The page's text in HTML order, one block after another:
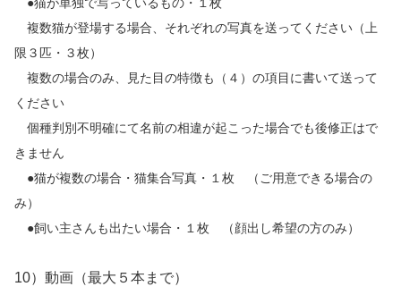
複数猫が登場する場合、それぞれの写真を送ってください（上
限３匹・３枚）
複数の場合のみ、見た目の特徴も（４）の項目に書いて送って
ください
個種判別不明確にて名前の相違が起こった場合でも後修正はで
きません
●猫が複数の場合・猫集合写真・１枚 （ご用意できる場合の
み）
●飼い主さんも出たい場合・１枚 （顔出し希望の方のみ）
10）動画（最大５本まで）